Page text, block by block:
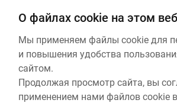
О файлах cookie на этом
Мы применяем файлы cookie для
и повышения удобства
сайтом.
Продолжая просмотр сайта, вы
применением нами файлов cookie в